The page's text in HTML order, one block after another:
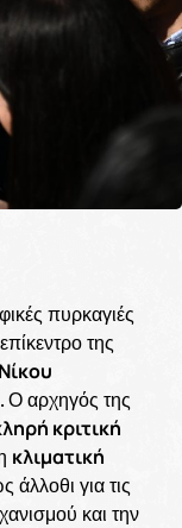
πυρκαγιές
της
Νίκου
Ο αρχηγός της
κριτική
κλιματική
άλλοθι για τις
και την